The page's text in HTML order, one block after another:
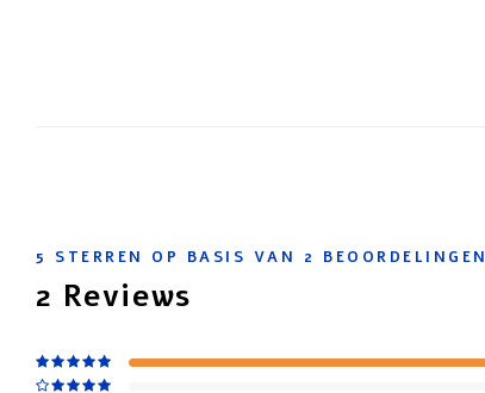
5 STERREN OP BASIS VAN 2 BEOORDELINGEN
2 Reviews